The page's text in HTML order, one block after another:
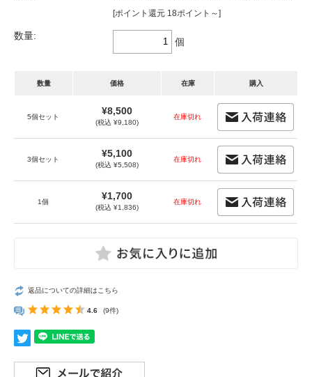
[ポイント還元 18ポイント～]
数量:
個
数量 価格 在庫 購入
5個セット
¥8,500
(税込 ¥9,180)
在庫切れ
3個セット
¥5,100
(税込 ¥5,508)
在庫切れ
1個
¥1,700
(税込 ¥1,836)
在庫切れ
返品についての詳細はこちら
4.6 (9件)